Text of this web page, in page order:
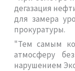
дегазация
для замера
прокуратуры.
"Тем самым
атмосферу
нарушением